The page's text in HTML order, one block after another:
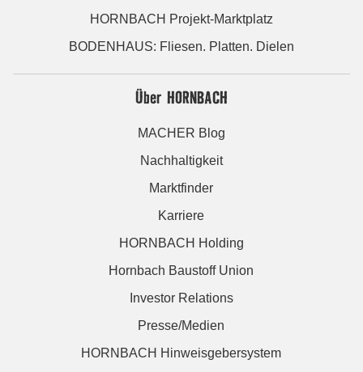
HORNBACH Projekt-Marktplatz
BODENHAUS: Fliesen. Platten. Dielen
Über HORNBACH
MACHER Blog
Nachhaltigkeit
Marktfinder
Karriere
HORNBACH Holding
Hornbach Baustoff Union
Investor Relations
Presse/Medien
HORNBACH Hinweisgebersystem